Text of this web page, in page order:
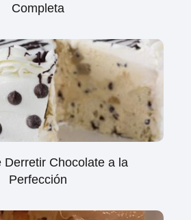
Completa
Derretir Chocolate a la
Perfección